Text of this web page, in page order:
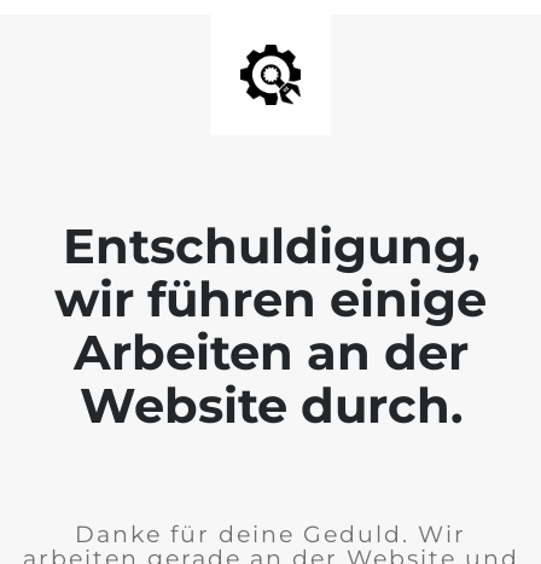
Entschuldigung,
wir führen einige
Arbeiten an der
Website durch.
Danke für deine Geduld. Wir